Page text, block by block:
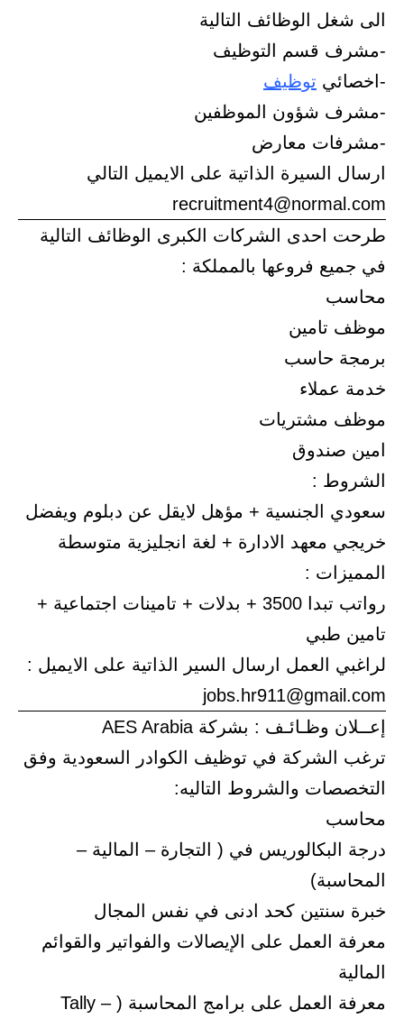
الى شغل الوظائف التالية
-مشرف قسم التوظيف
-اخصائي توظيف
-مشرف شؤون الموظفين
-مشرفات معارض
ارسال السيرة الذاتية على الايميل التالي
recruitment4@normal.com
طرحت احدى الشركات الكبرى الوظائف التالية
في جميع فروعها بالمملكة :
محاسب
موظف تامين
برمجة حاسب
خدمة عملاء
موظف مشتريات
امين صندوق
الشروط :
سعودي الجنسية + مؤهل لايقل عن دبلوم ويفضل
خريجي معهد الادارة + لغة انجليزية متوسطة
المميزات :
رواتب تبدا 3500 + بدلات + تامينات اجتماعية +
تامين طبي
لراغبي العمل ارسال السير الذاتية على الايميل :
jobs.hr911@gmail.com
إعــلان وظـائـف : بشركة AES Arabia
ترغب الشركة في توظيف الكوادر السعودية وفق
التخصصات والشروط التاليه:
محاسب
درجة البكالوريس في ( التجارة – المالية –
المحاسبة)
خبرة سنتين كحد ادنى في نفس المجال
معرفة العمل على الإيصالات والفواتير والقوائم
المالية
معرفة العمل على برامج المحاسبة ( Tally –